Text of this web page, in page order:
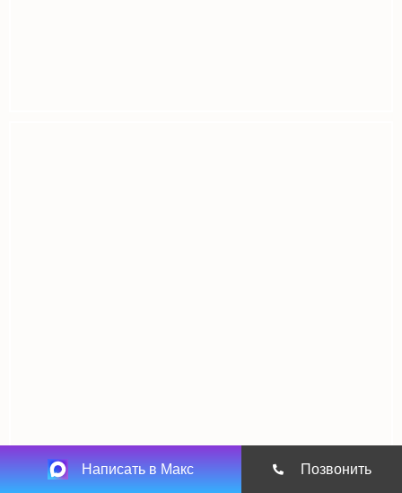
Написать в Макс Позвонить